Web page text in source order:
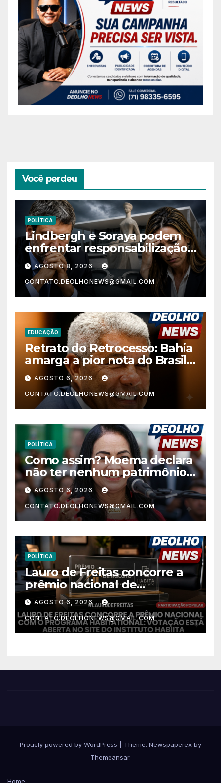
Você perdeu
POLÍTICA
Lindbergh e Soraya podem
enfrentar responsabilização
criminal após acusações
contra Alfredo Gaspar
AGOSTO 8, 2026
CONTATO.DEOLHONEWS@GMAIL.COM
EDUCAÇÃO
Retrato do Retrocesso: Bahia
amarga a pior nota do Brasil
nos anos finais do Ensino
Fundamental e a menor do
Nordeste no Ensino Médio
AGOSTO 6, 2026
CONTATO.DEOLHONEWS@GMAIL.COM
POLÍTICA
Como assim? Moema declara
não ter nenhum patrimônio
após 30 anos na vida pública?
AGOSTO 6, 2026
CONTATO.DEOLHONEWS@GMAIL.COM
POLÍTICA
Lauro de Freitas concorre a
prêmio nacional de
habitação com o projeto “Tá
Rebocado”; votação está
aberta
AGOSTO 6, 2026
CONTATO.DEOLHONEWS@GMAIL.COM
Proudly powered by WordPress
Theme: Newspaperex by
Themeansar.
Home